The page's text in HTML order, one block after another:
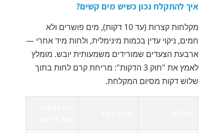
איך להתקלח נכון כשיש מים קשים?
מקלחות קצרות (עד 10 דקות), מים פושרים ולא
חמים, ניקוי עדין בכמות מינימלית, ולחות מיד אחרי —
ארבעת הצעדים שמורידים משמעותית יובש. מומלץ
לאמץ את "חוק 3 הדקות": מריחת קרם לחות בתוך
שלוש דקות מסיום המקלחת.